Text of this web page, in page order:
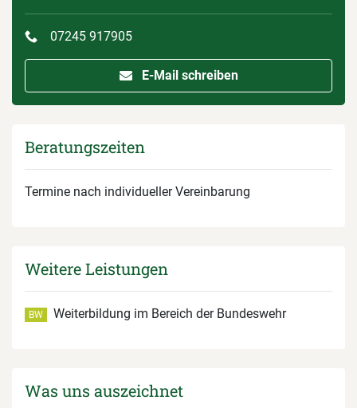
07245 917905
E-Mail schreiben
Beratungszeiten
Termine nach individueller Vereinbarung
Weitere Leistungen
BW Weiterbildung im Bereich der Bundeswehr
Was uns auszeichnet